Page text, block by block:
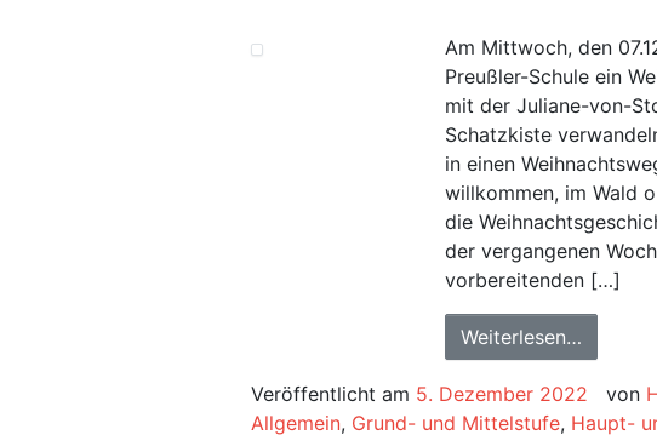
Am Mittwoch, den
Preußler-Schule ein
mit der Juliane-von-
Schatzkiste
in einen
willkommen, im Wald
die
der vergangenen
vorbereitenden […]
Weiterlesen…
Veröffentlicht am 5. Dezember 2022 von
Allgemein, Grund- und Mittelstufe, Haupt-